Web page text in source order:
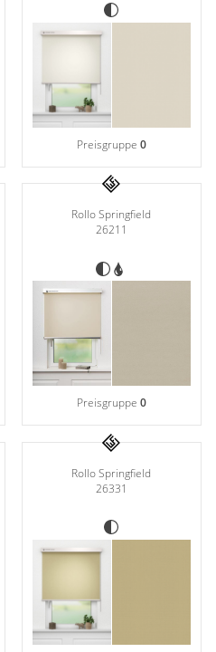
Preisgruppe 0
Rollo Springfield
26211
Preisgruppe 0
Rollo Springfield
26331